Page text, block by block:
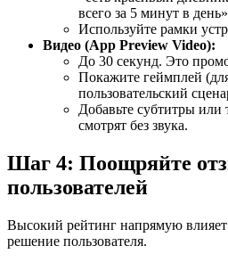
всего за 5 минут в
Используйте рамки
Видео (App Preview Video):
До 30 секунд. Это
Покажите геймплей
пользовательский
Добавьте субтитры или
смотрят без звука.
Шаг 4: Поощряйте
пользователей
Высокий рейтинг напрямую
решение пользователя.